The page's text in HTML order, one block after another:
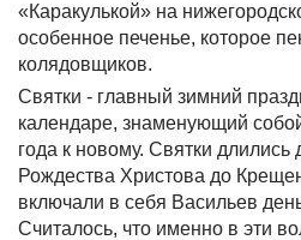
«Каракулькой» на
особенное печенье, которое
колядовщиков.
Святки - главный зимний
календаре, знаменующий
года к новому. Святки длились
Рождества Христова до
включали в себя Васильев
Считалось, что именно в эти